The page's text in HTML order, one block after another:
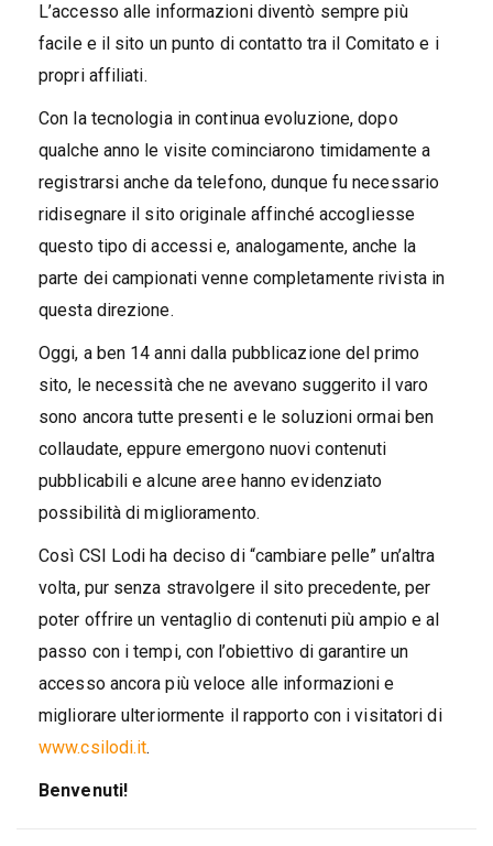
L’accesso alle informazioni diventò sempre più
facile e il sito un punto di contatto tra il Comitato e i
propri affiliati.
Con la tecnologia in continua evoluzione, dopo
qualche anno le visite cominciarono timidamente a
registrarsi anche da telefono, dunque fu necessario
ridisegnare il sito originale affinché accogliesse
questo tipo di accessi e, analogamente, anche la
parte dei campionati venne completamente rivista in
questa direzione.
Oggi, a ben 14 anni dalla pubblicazione del primo
sito, le necessità che ne avevano suggerito il varo
sono ancora tutte presenti e le soluzioni ormai ben
collaudate, eppure emergono nuovi contenuti
pubblicabili e alcune aree hanno evidenziato
possibilità di miglioramento.
Così CSI Lodi ha deciso di “cambiare pelle” un’altra
volta, pur senza stravolgere il sito precedente, per
poter offrire un ventaglio di contenuti più ampio e al
passo con i tempi, con l’obiettivo di garantire un
accesso ancora più veloce alle informazioni e
migliorare ulteriormente il rapporto con i visitatori di
www.csilodi.it.
Benvenuti!